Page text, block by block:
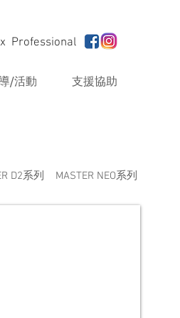
Professional
支援協助
/活動
D2系列 MASTER NEO系列